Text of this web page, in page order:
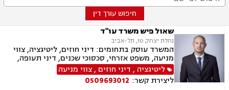
חיפוש עורך דין
שאול פיש משרד עו"ד
נחלת יצחק 10, תל-אביב
המשרד עוסק בתחומים: דיני חוזים, ליטיגציה, צווי
מניעה, משפט אזרחי, סכסוכי שכנים, דיני תעופה,
נזקי רכוש, דיני צרכנות ותיירות, קניין רוחני, זכויות
יוצרים, הגנת הפרטיות, תביעות ייצוגיות, לשון הרע,
פינוי מושכר
ליטיגציה , דיני חוזים ,צווי מניעה
ליצירת קשר: 0509693012